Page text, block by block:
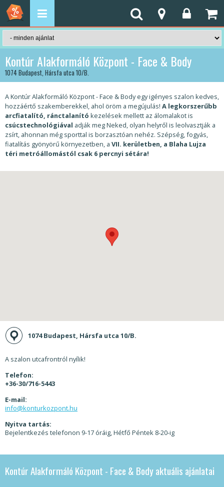
Kontúr Alakformáló Központ - Face & Body
1074 Budapest, Hársfa utca 10/B.
A Kontúr Alakformáló Központ - Face & Body egy igényes szalon kedves,
hozzáértő szakemberekkel, ahol öröm a megújulás! A legkorszerűbb
arcfiatalító, ránctalanító kezelések mellett az álomalakot is
csúcstechnológiával adják meg Neked, olyan helyről is leolvasztják a
zsírt, ahonnan még sporttal is borzasztóan nehéz. Szépség, fogyás,
fiatalítás gyönyörű környezetben, a VII. kerületben, a Blaha Lujza
téri metróállomástól csak 6 percnyi sétára!
1074 Budapest, Hársfa utca 10/B.
A szalon utcafrontról nyílik!
Telefon:
+36-30/716-5443
E-mail:
info@konturkozpont.hu
Nyitva tartás:
Bejelentkezés telefonon 9-17 óráig, Hétfő Péntek 8-20-ig
Kontúr Alakformáló Központ - Face & Body aktuális ajánlatai